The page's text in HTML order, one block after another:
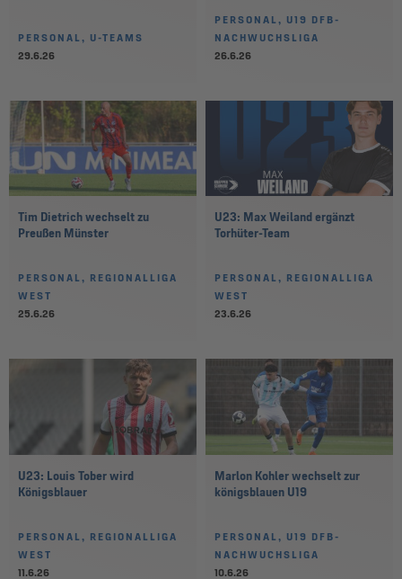
PERSONAL, U-TEAMS
29.6.26
PERSONAL, U19 DFB-
NACHWUCHSLIGA
26.6.26
Tim Dietrich wechselt zu
Preußen Münster
PERSONAL, REGIONALLIGA
WEST
25.6.26
U23: Max Weiland ergänzt
Torhüter-Team
PERSONAL, REGIONALLIGA
WEST
23.6.26
U23: Louis Tober wird
Königsblauer
PERSONAL, REGIONALLIGA
WEST
11.6.26
Marlon Kohler wechselt zur
königsblauen U19
PERSONAL, U19 DFB-
NACHWUCHSLIGA
10.6.26